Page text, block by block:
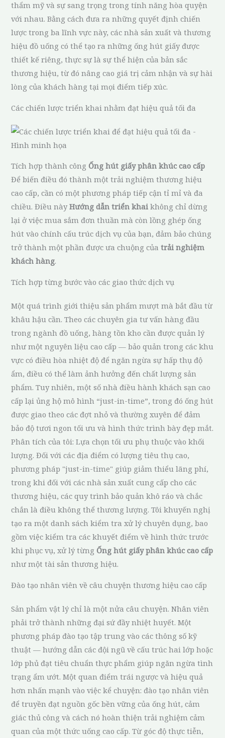
thẩm mỹ và sự sang trọng trong tính năng hòa quyện
với nhau. Bằng cách đưa ra những quyết định chiến
lược trong ba lĩnh vực này, các nhà sản xuất và thương
hiệu đồ uống có thể tạo ra những ống hút giấy được
thiết kế riêng, thực sự là sự thể hiện của bản sắc
thương hiệu, từ đó nâng cao giá trị cảm nhận và sự hài
lòng của khách hàng tại mọi điểm tiếp xúc.
Các chiến lược triển khai nhằm đạt hiệu quả tối đa
Tích hợp thành công Ống hút giấy phân khúc cao cấp
Để biến điều đó thành một trải nghiệm thương hiệu
cao cấp, cần có một phương pháp tiếp cận tỉ mỉ và đa
chiều. Điều nàyHướng dẫn triển khai không chỉ dừng
lại ở việc mua sắm đơn thuần mà còn lồng ghép ống
hút vào chính cấu trúc dịch vụ của bạn, đảm bảo chúng
trở thành một phần được ưa chuộng củatrải nghiệm
khách hàng.
Tích hợp từng bước vào các giao thức dịch vụ
Một quá trình giới thiệu sản phẩm mượt mà bắt đầu từ
khâu hậu cần. Theo các chuyên gia tư vấn hàng đầu
trong ngành đồ uống, hàng tồn kho cần được quản lý
như một nguyên liệu cao cấp — bảo quản trong các khu
vực có điều hòa nhiệt độ để ngăn ngừa sự hấp thụ độ
ẩm, điều có thể làm ảnh hưởng đến chất lượng sản
phẩm. Tuy nhiên, một số nhà điều hành khách sạn cao
cấp lại ủng hộ mô hình “just-in-time”, trong đó ống hút
được giao theo các đợt nhỏ và thường xuyên để đảm
bảo độ tươi ngon tối ưu và hình thức trình bày đẹp mắt.
Phân tích của tôi: Lựa chọn tối ưu phụ thuộc vào khối
lượng. Đối với các địa điểm có lượng tiêu thụ cao,
phương pháp "just-in-time" giúp giảm thiểu lãng phí,
trong khi đối với các nhà sản xuất cung cấp cho các
thương hiệu, các quy trình bảo quản khô ráo và chắc
chắn là điều không thể thương lượng. Tôi khuyến nghị
tạo ra một danh sách kiểm tra xử lý chuyên dụng, bao
gồm việc kiểm tra các khuyết điểm về hình thức trước
khi phục vụ, xử lý từng Ống hút giấy phân khúc cao cấp
như một tài sản thương hiệu.
Đào tạo nhân viên về câu chuyện thương hiệu cao cấp
Sản phẩm vật lý chỉ là một nửa câu chuyện. Nhân viên
phải trở thành những đại sứ đầy nhiệt huyết. Một
phương pháp đào tạo tập trung vào các thông số kỹ
thuật — hướng dẫn các đội ngũ về cấu trúc hai lớp hoặc
lớp phủ đạt tiêu chuẩn thực phẩm giúp ngăn ngừa tình
trạng ẩm ướt. Một quan điểm trái ngược và hiệu quả
hơn nhấn mạnh vào việc kể chuyện: đào tạo nhân viên
để truyền đạt nguồn gốc bền vững của ống hút, cảm
giác thủ công và cách nó hoàn thiện trải nghiệm cảm
quan của một thức uống cao cấp. Từ góc độ thực tiễn,